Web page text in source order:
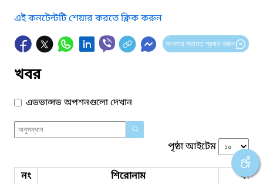
এই কনটেন্টটি শেয়ার করতে ক্লিক করুন
আপনার মতামত প্রদান করুন
খবর
এডভান্সড অপশনগুলো দেখান
পৃষ্ঠা আইটেম
নং শিরোনাম ফাইল